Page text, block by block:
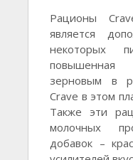
Рационы
является
некоторых
повышенная
зерновым в
Crave в этом
Также эти
молочных
добавок –